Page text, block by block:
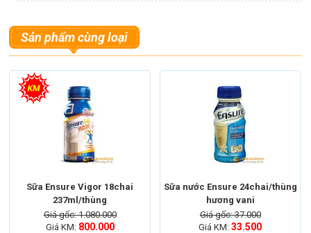
Sữa nước Glucerna
Công dụng tuyệt vời khi sử dụng sữa nước
Sản phẩm cùng loại
Sữa Ensure Vigor 18chai
237ml/thùng
Giá gốc: 1.080.000
Giá KM: 800.000
Sữa nước Ensure 24chai/thùng
hương vani
Giá gốc: 37.000
Giá KM:33.500